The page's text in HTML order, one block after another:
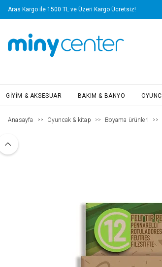
Aras Kargo ile 1500 TL ve Üzeri Kargo Ücretsiz!
GIYIM & AKSESUAR BAKIM & BANYO
Anasayfa >> Oyuncak & kitap >> Boyama ürünleri >>